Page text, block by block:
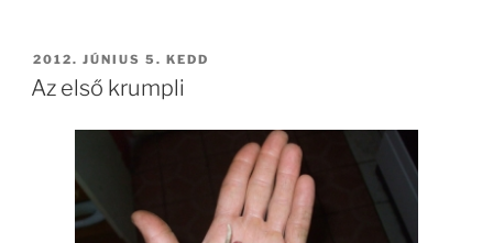
BEKÜLDVE:
2012. JÚNIUS 5. KEDD
Az első krumpli